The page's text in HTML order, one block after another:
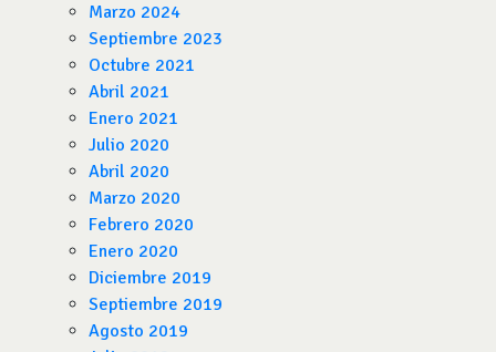
Marzo 2024
Septiembre 2023
Octubre 2021
Abril 2021
Enero 2021
Julio 2020
Abril 2020
Marzo 2020
Febrero 2020
Enero 2020
Diciembre 2019
Septiembre 2019
Agosto 2019